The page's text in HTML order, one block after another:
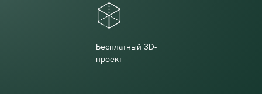
Бесплатный 3D-
проект